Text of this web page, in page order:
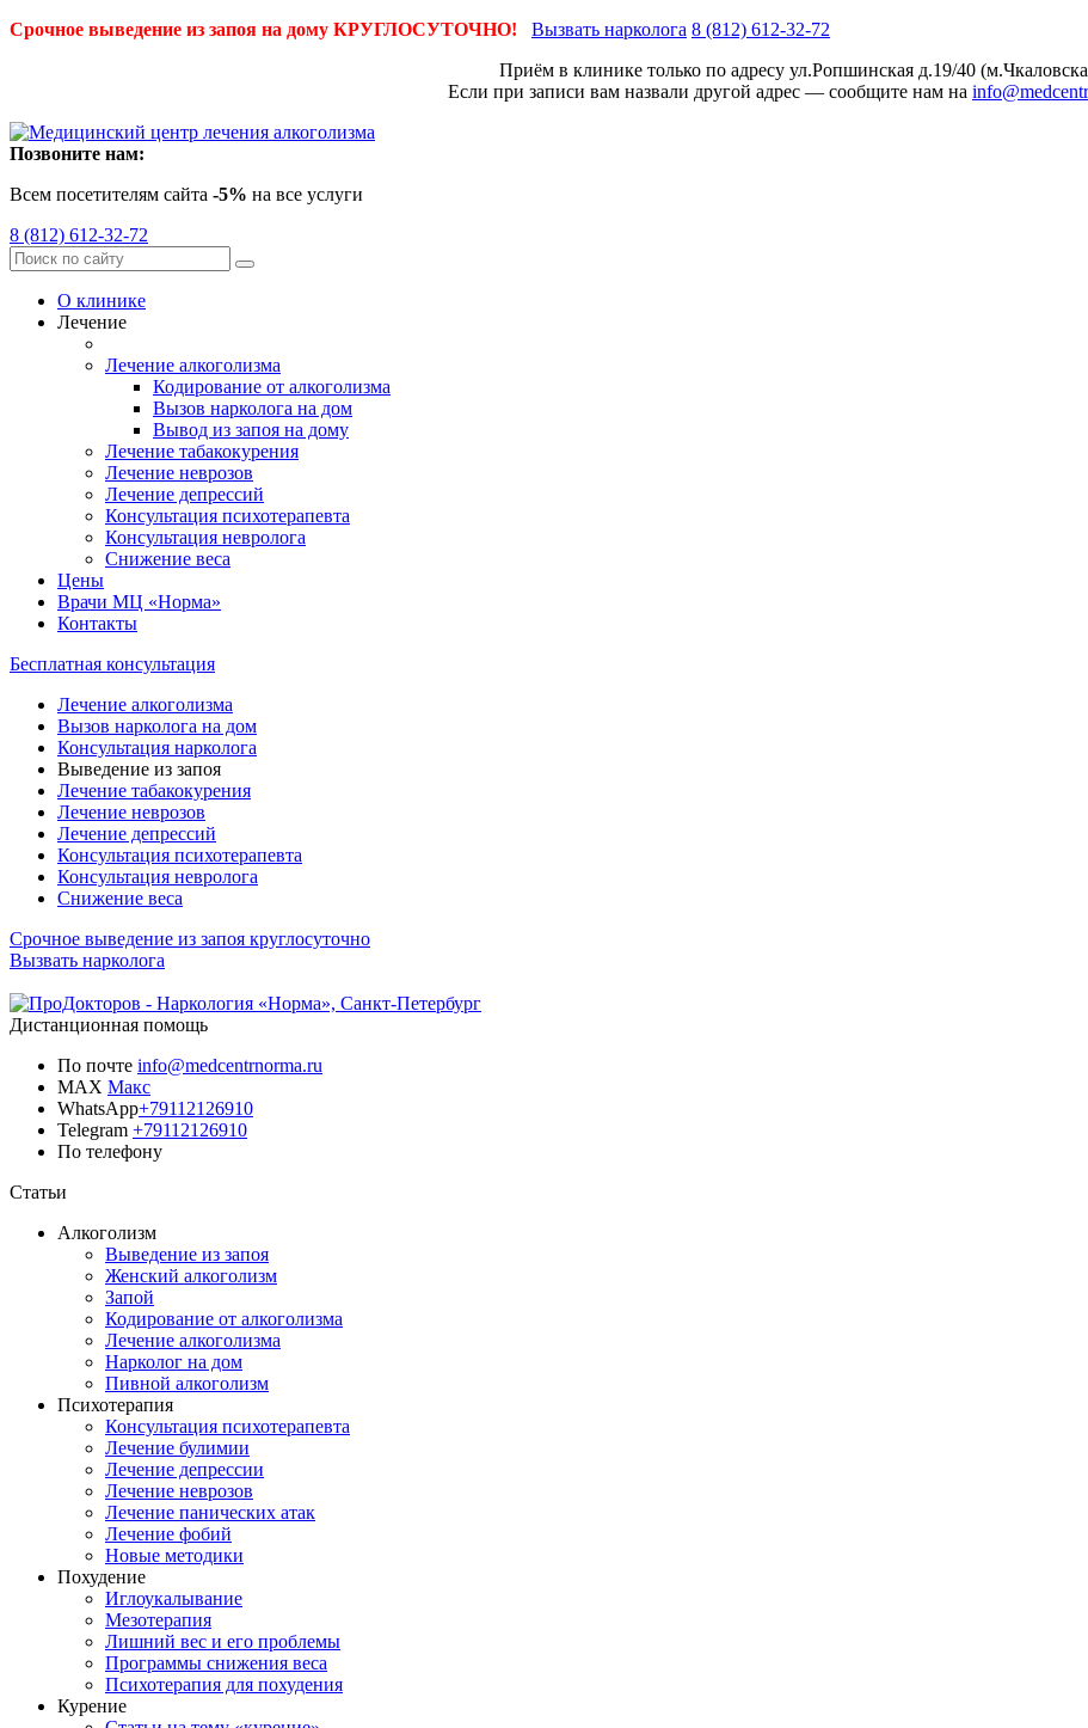
Срочное выведение из запоя на дому КРУГЛОСУТОЧНО! Вызвать нарколога 8 (812) 612-32-72
Приём в клинике только по адресу ул.Ропшинская д.19/40
Если при записи вам назвали другой адрес — сообщите нам на
Позвоните нам:
Всем посетителям сайта -5% на все услуги
8 (812) 612-32-72
О клинике
Лечение
Лечение алкоголизма
Кодирование от алкоголизма
Вызов нарколога на дом
Вывод из запоя на дому
Лечение табакокурения
Лечение неврозов
Лечение депрессий
Консультация психотерапевта
Консультация невролога
Снижение веса
Цены
Врачи МЦ «Норма»
Контакты
Бесплатная консультация
Лечение алкоголизма
Вызов нарколога на дом
Консультация нарколога
Выведение из запоя
Лечение табакокурения
Лечение неврозов
Лечение депрессий
Консультация психотерапевта
Консультация невролога
Снижение веса
Срочное выведение из запоя круглосуточно
Вызвать нарколога
Дистанционная помощь
По почте info@medcentrnorma.ru
MAX Макс
WhatsApp+79112126910
Telegram +79112126910
По телефону
Статьи
Алкоголизм
Выведение из запоя
Женский алкоголизм
Запой
Кодирование от алкоголизма
Лечение алкоголизма
Нарколог на дом
Пивной алкоголизм
Психотерапия
Консультация психотерапевта
Лечение булимии
Лечение депрессии
Лечение неврозов
Лечение панических атак
Лечение фобий
Новые методики
Похудение
Иглоукалывание
Мезотерапия
Лишний вес и его проблемы
Программы снижения веса
Психотерапия для похудения
Курение